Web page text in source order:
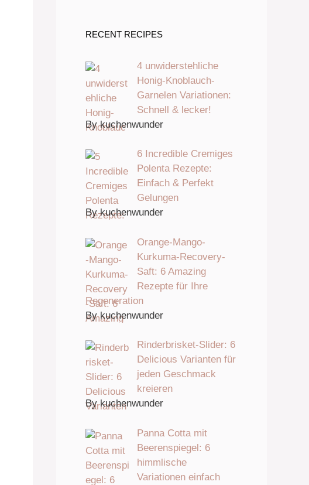
RECENT RECIPES
4 unwiderstehliche
Honig-Knoblauch-
Garnelen Variationen:
Schnell & lecker!
By kuchenwunder
6 Incredible Cremiges
Polenta Rezepte:
Einfach & Perfekt
Gelungen
By kuchenwunder
Orange-Mango-
Kurkuma-Recovery-
Saft: 6 Amazing
Rezepte für Ihre
Regeneration
By kuchenwunder
Rinderbrisket-Slider: 6
Delicious Varianten für
jeden Geschmack
kreieren
By kuchenwunder
Panna Cotta mit
Beerenspiegel: 6
himmlische
Variationen einfach